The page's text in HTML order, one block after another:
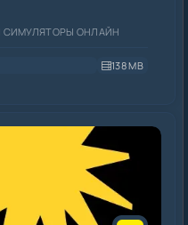
ОНЛАЙН
138 MB